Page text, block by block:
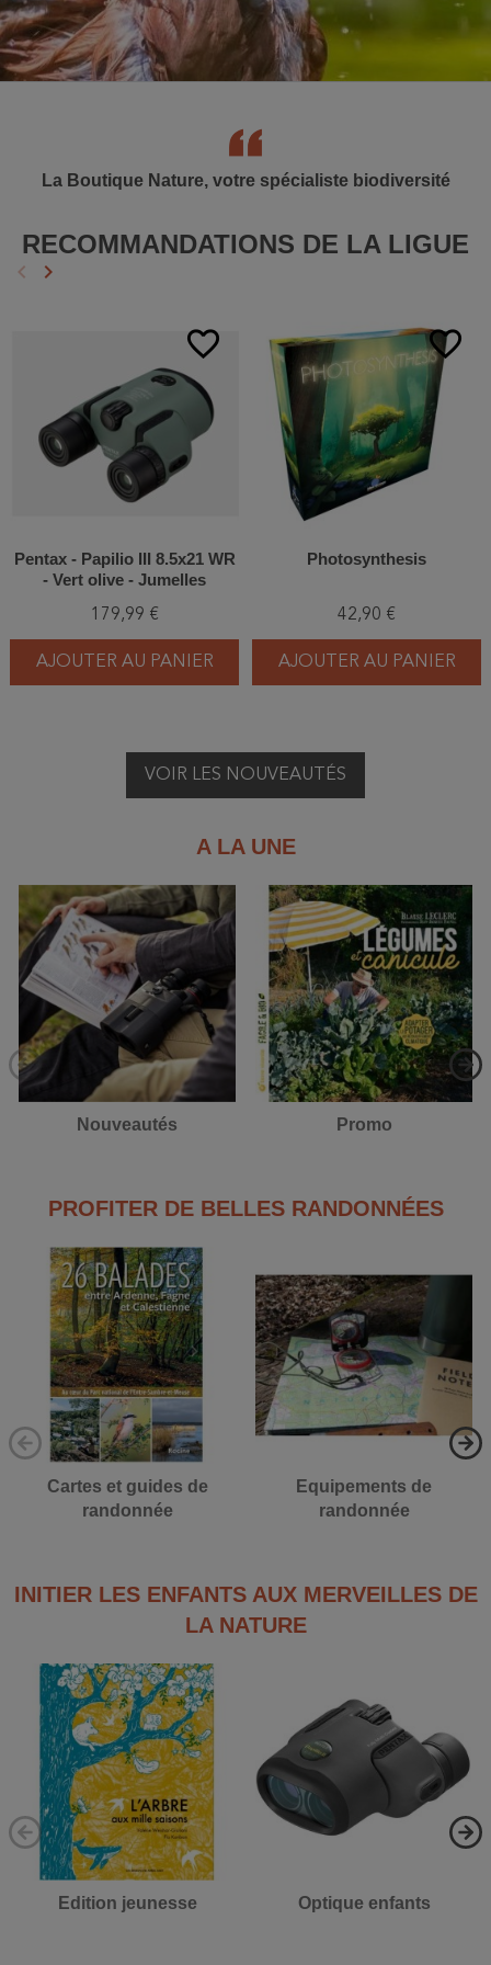
La Boutique Nature, votre spécialiste biodiversité
RECOMMANDATIONS DE LA LIGUE
Précédent
keyboard_arrow_left Suivant
keyboard_arrow_right
favorite_border
Pentax - Papilio III 8.5x21 WR
- Vert olive - Jumelles
179,99 €
AJOUTER AU PANIER
favorite_border
Photosynthesis
42,90 €
AJOUTER AU PANIER
VOIR LES NOUVEAUTÉS
A LA UNE
Nouveautés Promo
PROFITER DE BELLES RANDONNÉES
Cartes et guides de
randonnée
Equipements de
randonnée
INITIER LES ENFANTS AUX MERVEILLES DE
LA NATURE
Edition jeunesse Optique enfants